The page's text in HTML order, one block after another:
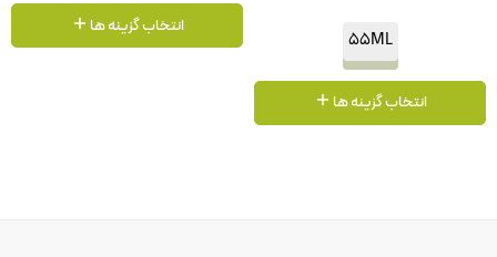
55ML
انتخاب گزینه ها
انتخاب گزینه ها